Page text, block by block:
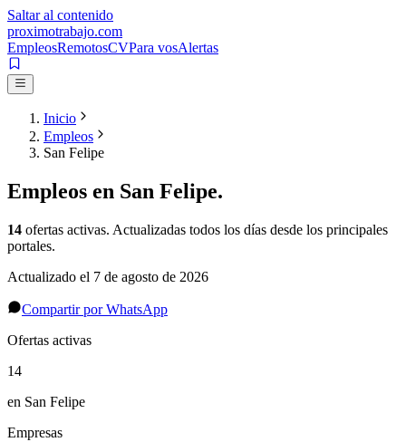
Saltar al contenido
proximotrabajo.com
EmpleosRemotosCVPara vosAlertas
Inicio
Empleos
San Felipe
Empleos en San Felipe.
14 ofertas activas. Actualizadas todos los días desde los principales
portales.
Actualizado el 7 de agosto de 2026
Compartir por WhatsApp
Ofertas activas
14
en San Felipe
Empresas